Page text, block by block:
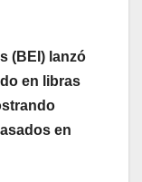
(BEI) lanzó
en libras
​​en